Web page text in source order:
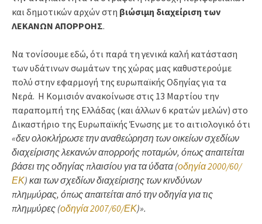
και δημοτικών αρχών στη βιώσιμη διαχείριση των
ΛΕΚΑΝΩΝ ΑΠΟΡΡΟΗΣ.
Να τονίσουμε εδώ, ότι παρά τη γενικά καλή κατάσταση
των υδάτινων σωμάτων της χώρας μας καθυστερούμε
πολύ στην εφαρμογή της ευρωπαϊκής Οδηγίας για τα
Νερά. Η Κομισιόν ανακοίνωσε στις 13 Μαρτίου την
παραπομπή της Ελλάδας (και άλλων 6 κρατών μελών) στο
Δικαστήριο της Ευρωπαϊκής Ένωσης με το αιτιολογικό ότι
«δεν ολοκλήρωσε την αναθεώρηση των οικείων σχεδίων
διαχείρισης λεκανών απορροής ποταμών, όπως απαιτείται
βάσει της οδηγίας πλαισίου για τα ύδατα (οδηγία 2000/60/
ΕΚ) και των σχεδίων διαχείρισης των κινδύνων
πλημμύρας, όπως απαιτείται από την οδηγία για τις
πλημμύρες (οδηγία 2007/60/ΕΚ)».